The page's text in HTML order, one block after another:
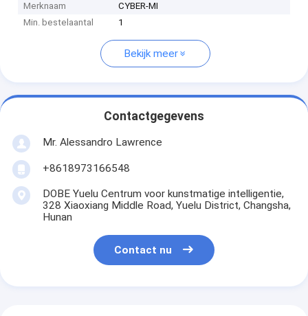
Merknaam
CYBER-MI
Min. bestelaantal
1
Bekijk meer
Contactgegevens
Mr. Alessandro Lawrence
+8618973166548
DOBE Yuelu Centrum voor kunstmatige intelligentie,
328 Xiaoxiang Middle Road, Yuelu District, Changsha,
Hunan
Contact nu